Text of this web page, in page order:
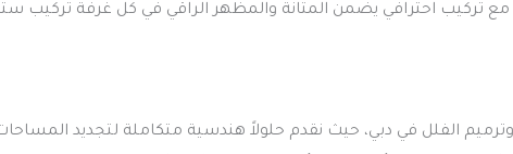
تركيب احترافي يضمن المتانة والمظهر الراقي في كل غرفة تركيب
الفلل في دبي، حيث نقدم حلولاً هندسية متكاملة لتجديد